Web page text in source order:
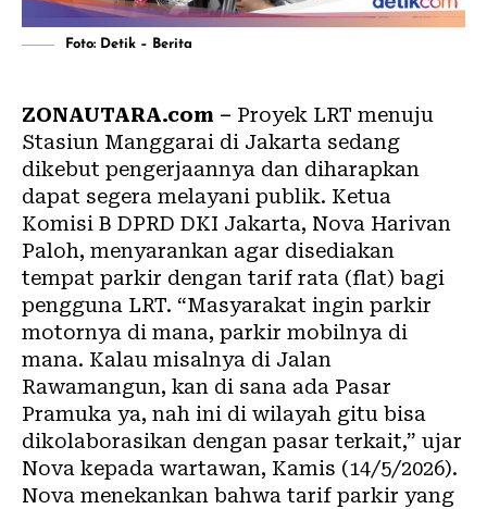
Foto: Detik – Berita
ZONAUTARA.com – Proyek LRT menuju
Stasiun Manggarai di Jakarta sedang
dikebut pengerjaannya dan diharapkan
dapat segera melayani publik. Ketua
Komisi B DPRD DKI Jakarta, Nova Harivan
Paloh, menyarankan agar disediakan
tempat parkir dengan tarif rata (flat) bagi
pengguna LRT. “Masyarakat ingin parkir
motornya di mana, parkir mobilnya di
mana. Kalau misalnya di Jalan
Rawamangun, kan di sana ada Pasar
Pramuka ya, nah ini di wilayah gitu bisa
dikolaborasikan dengan pasar terkait,” ujar
Nova kepada wartawan, Kamis (14/5/2026).
Nova menekankan bahwa tarif parkir yang